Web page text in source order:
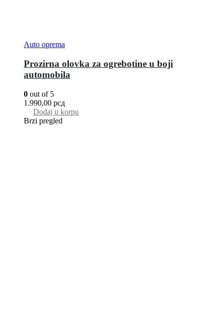
Auto oprema
Prozirna olovka za ogrebotine u boji
automobila
0 out of 5
1.990,00 рсд
Dodaj u korpu
Brzi pregled